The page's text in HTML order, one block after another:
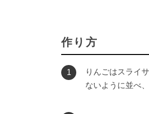
作り方
1
りんごはスライ
ないように並べ